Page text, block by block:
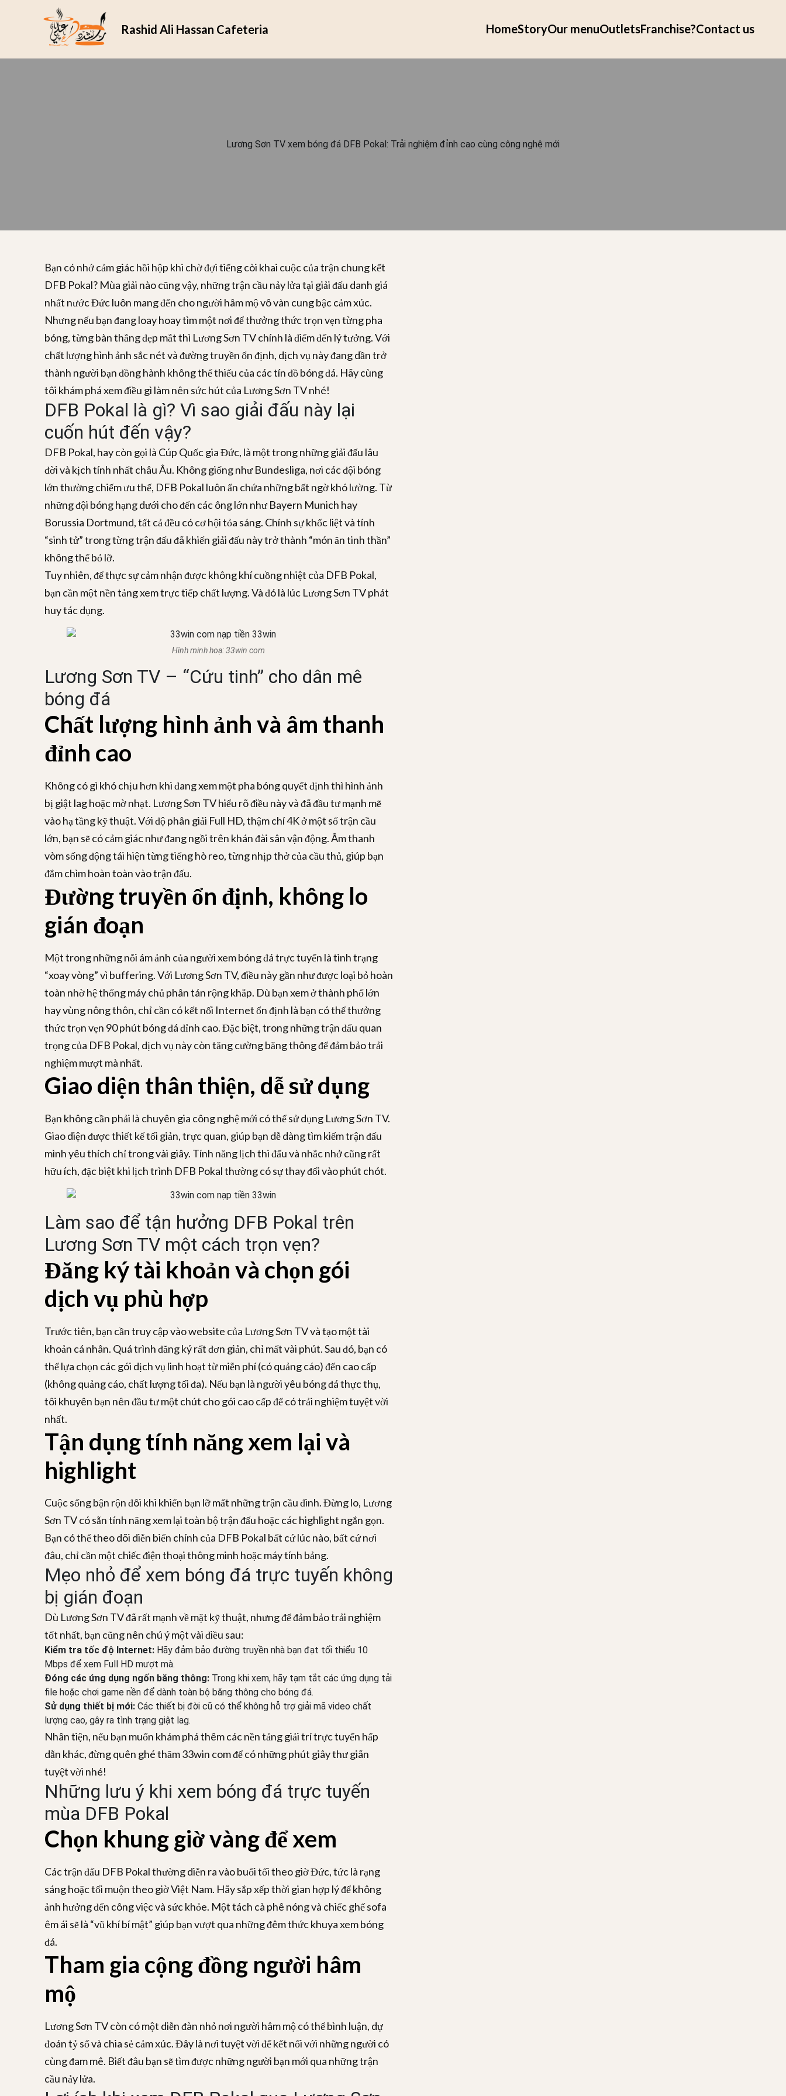
Rashid Ali Hassan Cafeteria HomeStoryOur menuOutletsFranchise?Contact us
Lương Sơn TV xem bóng đá DFB Pokal: Trải nghiệm đỉnh cao cùng công nghệ mới
Bạn có nhớ cảm giác hồi hộp khi chờ đợi tiếng còi khai cuộc của trận chung kết
DFB Pokal? Mùa giải nào cũng vậy, những trận cầu nảy lửa tại giải đấu danh giá
nhất nước Đức luôn mang đến cho người hâm mộ vô vàn cung bậc cảm xúc.
Nhưng nếu bạn đang loay hoay tìm một nơi để thưởng thức trọn vẹn từng pha
bóng, từng bàn thắng đẹp mắt thì Lương Sơn TV chính là điểm đến lý tưởng. Với
chất lượng hình ảnh sắc nét và đường truyền ổn định, dịch vụ này đang dần trở
thành người bạn đồng hành không thể thiếu của các tín đồ bóng đá. Hãy cùng
tôi khám phá xem điều gì làm nên sức hút của Lương Sơn TV nhé!
DFB Pokal là gì? Vì sao giải đấu này lại
cuốn hút đến vậy?
DFB Pokal, hay còn gọi là Cúp Quốc gia Đức, là một trong những giải đấu lâu
đời và kịch tính nhất châu Âu. Không giống như Bundesliga, nơi các đội bóng
lớn thường chiếm ưu thế, DFB Pokal luôn ẩn chứa những bất ngờ khó lường. Từ
những đội bóng hạng dưới cho đến các ông lớn như Bayern Munich hay
Borussia Dortmund, tất cả đều có cơ hội tỏa sáng. Chính sự khốc liệt và tính
“sinh tử” trong từng trận đấu đã khiến giải đấu này trở thành “món ăn tinh thần”
không thể bỏ lỡ.
Tuy nhiên, để thực sự cảm nhận được không khí cuồng nhiệt của DFB Pokal,
bạn cần một nền tảng xem trực tiếp chất lượng. Và đó là lúc Lương Sơn TV phát
huy tác dụng.
Hình minh hoạ:33win com
Lương Sơn TV – “Cứu tinh” cho dân mê
bóng đá
Chất lượng hình ảnh và âm thanh
đỉnh cao
Không có gì khó chịu hơn khi đang xem một pha bóng quyết định thì hình ảnh
bị giật lag hoặc mờ nhạt. Lương Sơn TV hiểu rõ điều này và đã đầu tư mạnh mẽ
vào hạ tầng kỹ thuật. Với độ phân giải Full HD, thậm chí 4K ở một số trận cầu
lớn, bạn sẽ có cảm giác như đang ngồi trên khán đài sân vận động. Âm thanh
vòm sống động tái hiện từng tiếng hò reo, từng nhịp thở của cầu thủ, giúp bạn
đắm chìm hoàn toàn vào trận đấu.
Đường truyền ổn định, không lo
gián đoạn
Một trong những nỗi ám ảnh của người xem bóng đá trực tuyến là tình trạng
“xoay vòng” vì buffering. Với Lương Sơn TV, điều này gần như được loại bỏ hoàn
toàn nhờ hệ thống máy chủ phân tán rộng khắp. Dù bạn xem ở thành phố lớn
hay vùng nông thôn, chỉ cần có kết nối Internet ổn định là bạn có thể thưởng
thức trọn vẹn 90 phút bóng đá đỉnh cao. Đặc biệt, trong những trận đấu quan
trọng của DFB Pokal, dịch vụ này còn tăng cường băng thông để đảm bảo trải
nghiệm mượt mà nhất.
Giao diện thân thiện, dễ sử dụng
Bạn không cần phải là chuyên gia công nghệ mới có thể sử dụng Lương Sơn TV.
Giao diện được thiết kế tối giản, trực quan, giúp bạn dễ dàng tìm kiếm trận đấu
mình yêu thích chỉ trong vài giây. Tính năng lịch thi đấu và nhắc nhở cũng rất
hữu ích, đặc biệt khi lịch trình DFB Pokal thường có sự thay đổi vào phút chót.
Làm sao để tận hưởng DFB Pokal trên
Lương Sơn TV một cách trọn vẹn?
Đăng ký tài khoản và chọn gói
dịch vụ phù hợp
Trước tiên, bạn cần truy cập vào website của Lương Sơn TV và tạo một tài
khoản cá nhân. Quá trình đăng ký rất đơn giản, chỉ mất vài phút. Sau đó, bạn có
thể lựa chọn các gói dịch vụ linh hoạt từ miễn phí (có quảng cáo) đến cao cấp
(không quảng cáo, chất lượng tối đa). Nếu bạn là người yêu bóng đá thực thụ,
tôi khuyên bạn nên đầu tư một chút cho gói cao cấp để có trải nghiệm tuyệt vời
nhất.
Tận dụng tính năng xem lại và
highlight
Cuộc sống bận rộn đôi khi khiến bạn lỡ mất những trận cầu đinh. Đừng lo, Lương
Sơn TV có sẵn tính năng xem lại toàn bộ trận đấu hoặc các highlight ngắn gọn.
Bạn có thể theo dõi diễn biến chính của DFB Pokal bất cứ lúc nào, bất cứ nơi
đâu, chỉ cần một chiếc điện thoại thông minh hoặc máy tính bảng.
Mẹo nhỏ để xem bóng đá trực tuyến không
bị gián đoạn
Dù Lương Sơn TV đã rất mạnh về mặt kỹ thuật, nhưng để đảm bảo trải nghiệm
tốt nhất, bạn cũng nên chú ý một vài điều sau:
Kiểm tra tốc độ Internet:Hãy đảm bảo đường truyền nhà bạn đạt tối thiểu 10
Mbps để xem Full HD mượt mà.
Đóng các ứng dụng ngốn băng thông:Trong khi xem, hãy tạm tắt các ứng dụng tải
file hoặc chơi game nền để dành toàn bộ băng thông cho bóng đá.
Sử dụng thiết bị mới:Các thiết bị đời cũ có thể không hỗ trợ giải mã video chất
lượng cao, gây ra tình trạng giật lag.
Nhân tiện, nếu bạn muốn khám phá thêm các nền tảng giải trí trực tuyến hấp
dẫn khác, đừng quên ghé thăm 33win com để có những phút giây thư giãn
tuyệt vời nhé!
Những lưu ý khi xem bóng đá trực tuyến
mùa DFB Pokal
Chọn khung giờ vàng để xem
Các trận đấu DFB Pokal thường diễn ra vào buổi tối theo giờ Đức, tức là rạng
sáng hoặc tối muộn theo giờ Việt Nam. Hãy sắp xếp thời gian hợp lý để không
ảnh hưởng đến công việc và sức khỏe. Một tách cà phê nóng và chiếc ghế sofa
êm ái sẽ là “vũ khí bí mật” giúp bạn vượt qua những đêm thức khuya xem bóng
đá.
Tham gia cộng đồng người hâm
mộ
Lương Sơn TV còn có một diễn đàn nhỏ nơi người hâm mộ có thể bình luận, dự
đoán tỷ số và chia sẻ cảm xúc. Đây là nơi tuyệt vời để kết nối với những người có
cùng đam mê. Biết đâu bạn sẽ tìm được những người bạn mới qua những trận
cầu nảy lửa.